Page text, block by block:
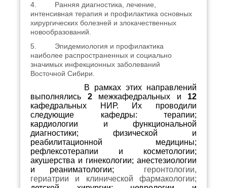
4. Ранняя диагностика, лечение,
интенсивная терапия и профилактика основных
хирургических болезней и злокачественных
новообразований.
5. Эпидемиология и профилактика
наиболее распространенных и социально
значимых инфекционных заболеваний
Восточной Сибири.
В рамках этих направлений
выполнялись 2 межкафедральных и 12
кафедральных НИР. Их проводили
следующие кафедры: терапии;
кардиологии и функциональной
диагностики; физической и
реабилитационной медицины;
рефлексотерапии и косметологии;
акушерства и гинекологии; анестезиологии
и реаниматологии; геронтологии,
гериатрии и клинической фармакологии;